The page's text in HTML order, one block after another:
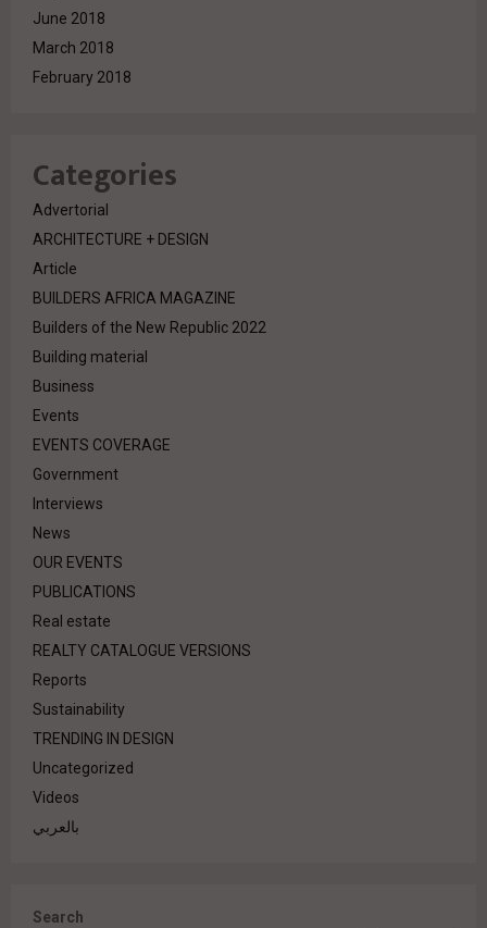
June 2018
March 2018
February 2018
Categories
Advertorial
ARCHITECTURE + DESIGN
Article
BUILDERS AFRICA MAGAZINE
Builders of the New Republic 2022
Building material
Business
Events
EVENTS COVERAGE
Government
Interviews
News
OUR EVENTS
PUBLICATIONS
Real estate
REALTY CATALOGUE VERSIONS
Reports
Sustainability
TRENDING IN DESIGN
Uncategorized
Videos
بالعربي
Search